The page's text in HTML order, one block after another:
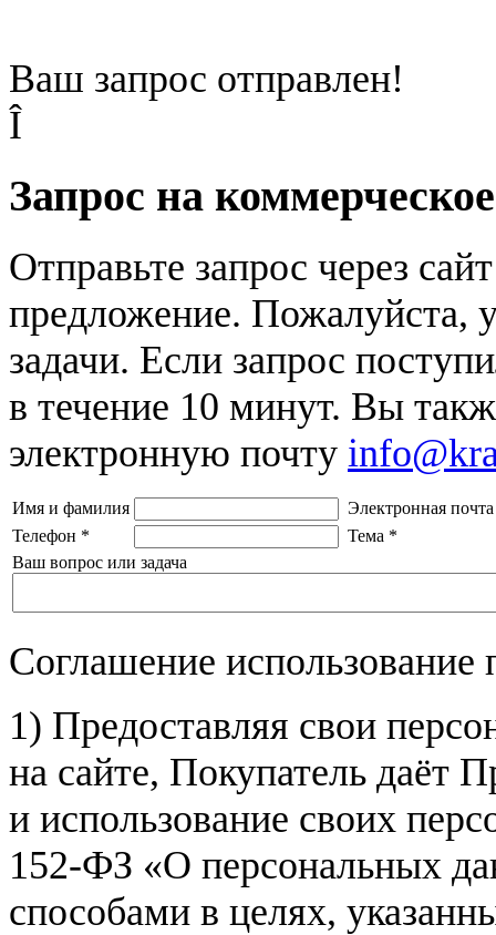
Ваш запрос отправлен!
Î
Запрос на
Отправьте запрос через
предложение. Пожалуйста,
задачи. Если запрос
в течение 10 минут. Вы
электронную почту
Имя и фамилия
Электронная почта
Телефон * Тема *
Ваш вопрос или задача
Соглашение
1) Предоставляя свои
на сайте, Покупатель даёт
и использование своих
152-ФЗ «О персональных
способами в целях,